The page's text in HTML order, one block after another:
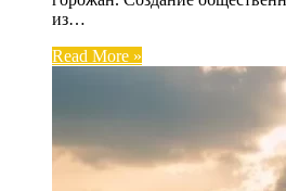
из…
Read More »